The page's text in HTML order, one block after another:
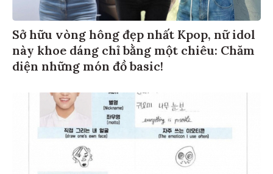
Sở hữu vòng hông đẹp nhất Kpop, nữ idol
này khoe dáng chỉ bằng một chiêu: Chăm
diện những món đồ basic!